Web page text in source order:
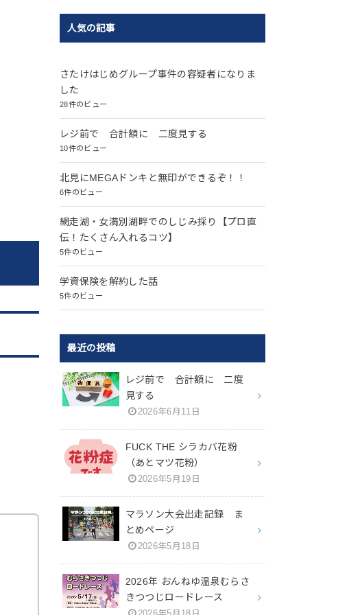
人気の記事
さたけはじめグループ事件の容疑者になりま
した
28件のビュー
レジ前で 合計額に 二度見する
10件のビュー
北見にMEGAドンキと無印ができるぞ！！
6件のビュー
網走湖・女満別湖畔でのしじみ採り【プロ直
伝！たくさん入れるコツ】
5件のビュー
学資保険を解約した話
5件のビュー
最近の投稿
レジ前で 合計額に 二度
見する
2026年6月11日
FUCK THE シラカバ花粉
（あとマツ花粉）
2026年5月19日
マラソン大会出走記録 ま
とめページ
2026年5月18日
2026年 おんねゆ温泉むらさ
きつつじロードレース